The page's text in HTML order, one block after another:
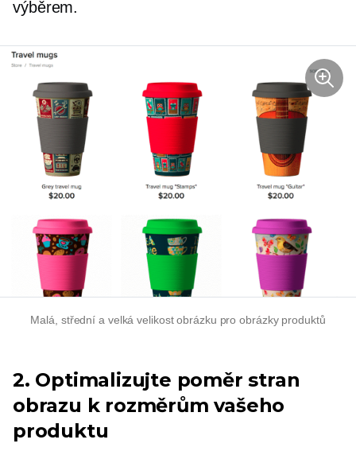
výběrem.
Malá, střední a velká velikost obrázku pro obrázky produktů
2. Optimalizujte poměr stran
obrazu k rozměrům vašeho
produktu